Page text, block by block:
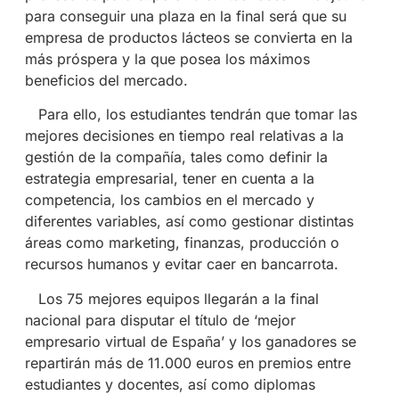
para conseguir una plaza en la final será que su
empresa de productos lácteos se convierta en la
más próspera y la que posea los máximos
beneficios del mercado.
Para ello, los estudiantes tendrán que tomar las
mejores decisiones en tiempo real relativas a la
gestión de la compañía, tales como definir la
estrategia empresarial, tener en cuenta a la
competencia, los cambios en el mercado y
diferentes variables, así como gestionar distintas
áreas como marketing, finanzas, producción o
recursos humanos y evitar caer en bancarrota.
Los 75 mejores equipos llegarán a la final
nacional para disputar el título de ‘mejor
empresario virtual de España’ y los ganadores se
repartirán más de 11.000 euros en premios entre
estudiantes y docentes, así como diplomas